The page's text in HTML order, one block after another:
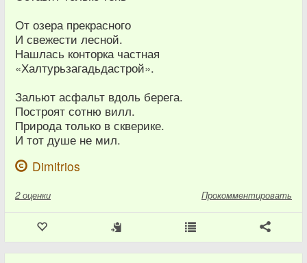
От озера прекрасного
И свежести лесной.
Нашлась конторка частная
«Халтурьзагадьдастрой».
Зальют асфальт вдоль берега.
Построят сотню вилл.
Природа только в скверике.
И тот душе не мил.
Dimitrios
2 оценки Прокомментировать